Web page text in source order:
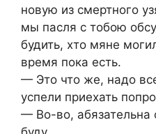
новую из смертного
мы пасля с тобою
будить, хто мяне
время пока есть.
— Это что же, надо
успели приехать
— Во-во, абязательна